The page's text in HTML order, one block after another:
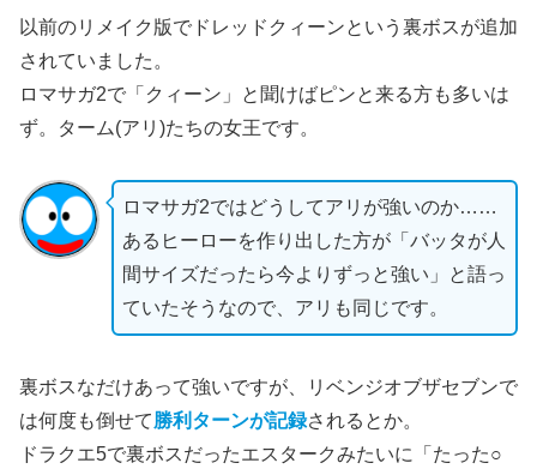
以前のリメイク版でドレッドクィーンという裏ボスが追加
されていました。
ロマサガ2で「クィーン」と聞けばピンと来る方も多いは
ず。ターム(アリ)たちの女王です。
ロマサガ2ではどうしてアリが強いのか……
あるヒーローを作り出した方が「バッタが人
間サイズだったら今よりずっと強い」と語っ
ていたそうなので、アリも同じです。
裏ボスなだけあって強いですが、リベンジオブザセブンで
は何度も倒せて勝利ターンが記録されるとか。
ドラクエ5で裏ボスだったエスタークみたいに「たった○